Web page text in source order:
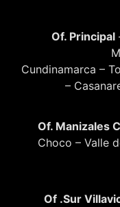
Of. Principal
Cundinamarca –
–
Of. Manizales
Choco – Valle
Of .Sur